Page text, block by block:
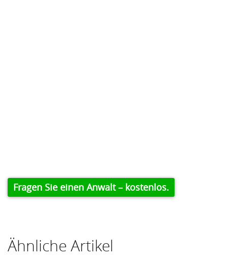
Fragen Sie einen Anwalt – kostenlos.
Ähnliche Artikel